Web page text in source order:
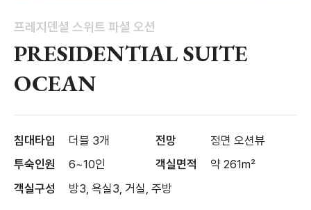
프레지덴셜 스위트 파셜 오션
PRESIDENTIAL SUITE
OCEAN
침대타입 더블 3개 전망
정면 오션뷰
투숙인원
6~10인 객실면적
약 261m²
객실구성
방3, 욕실3, 거실, 주방